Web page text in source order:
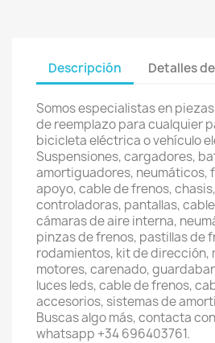
Descripción Detalles
Somos especialistas en
de reemplazo para cualquier
bicicleta eléctrica o vehículo
Suspensiones, cargadores,
amortiguadores, neumáticos,
apoyo, cable de frenos,
controladoras, pantallas,
cámaras de aire interna,
pinzas de frenos, pastillas de
rodamientos, kit de dirección,
motores, carenado,
luces leds, cable de frenos,
accesorios, sistemas de
Buscas algo más, contacta
whatsapp +34 696403761.